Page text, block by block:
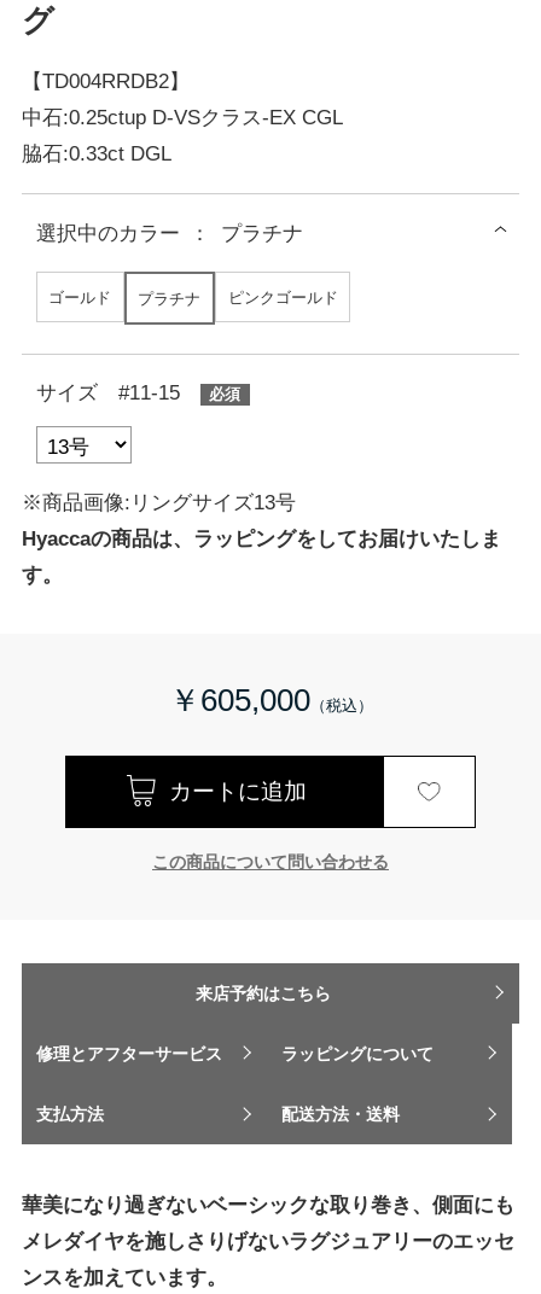
グ
【TD004RRDB2】
中石:0.25ctup D-VSクラス-EX CGL
脇石:0.33ct DGL
選択中のカラー ： プラチナ
ゴールド プラチナ ピンクゴールド
サイズ #11-15
※商品画像:リングサイズ13号
Hyaccaの商品は、ラッピングをしてお届けいたしま
す。
￥605,000
この商品について問い合わせる
来店予約はこちら
修理とアフターサービス ラッピングについて
支払方法 配送方法・送料
華美になり過ぎないベーシックな取り巻き、側面にも
メレダイヤを施しさりげないラグジュアリーのエッセ
ンスを加えています。